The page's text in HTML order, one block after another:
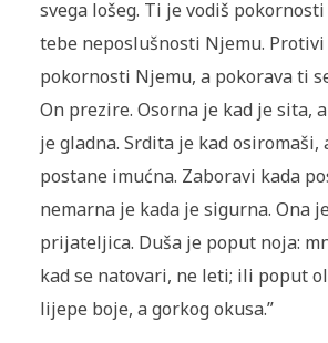
svega lošeg. Ti je vodiš
tebe neposlušnosti Njemu.
pokornosti Njemu, a pokorava ti
On prezire. Osorna je kad je sita,
je gladna. Srdita je kad osiromaši,
postane imućna. Zaboravi kada
nemarna je kada je sigurna. Ona
prijateljica. Duša je poput noja:
kad se natovari, ne leti; ili poput
lijepe boje, a gorkog okusa.”